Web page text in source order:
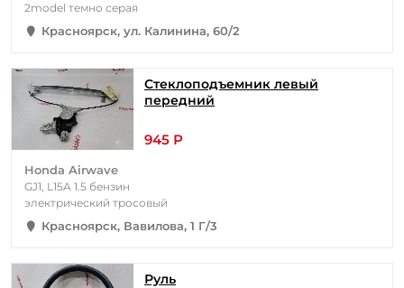
2model темно серая
Красноярск, ул. Калинина, 60/2
Стеклоподъемник левый
передний
945 Р
Honda Airwave
GJ1, L15A 1.5 бензин
электрический тросовый
Красноярск, Вавилова, 1 Г/3
Руль